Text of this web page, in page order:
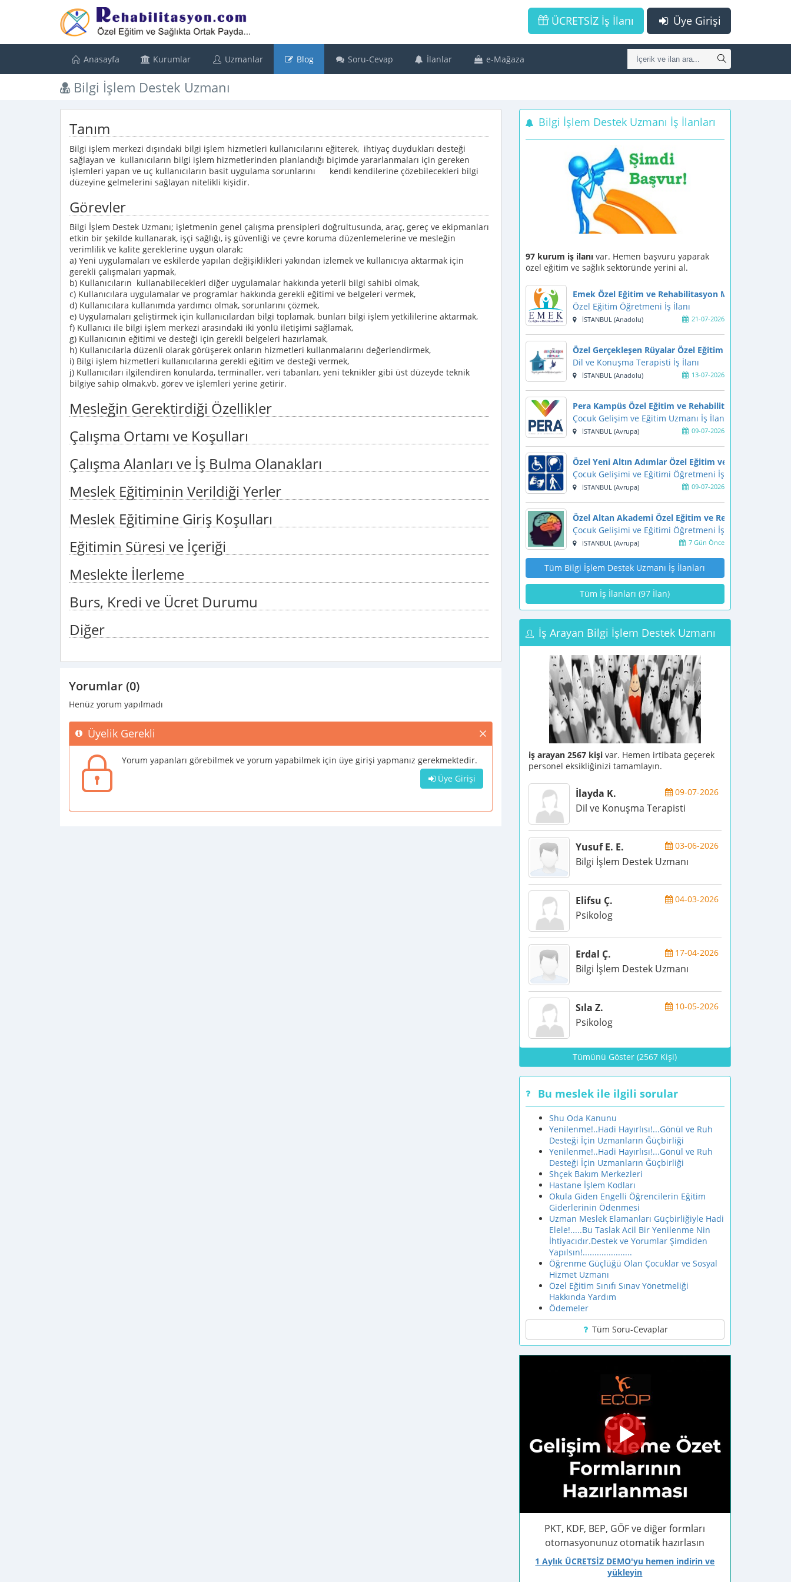
Üye Girişi
ÜCRETSİZ İş İlanı
Anasayfa Kurumlar Uzmanlar Blog Soru-Cevap İlanlar e-Mağaza
Bilgi İşlem Destek Uzmanı
Tanım
Bilgi işlem merkezi dışındaki bilgi işlem hizmetleri kullanıcılarını eğiterek, ihtiyaç duydukları desteği
sağlayan ve kullanıcıların bilgi işlem hizmetlerinden planlandığı biçimde yararlanmaları için gereken
işlemleri yapan ve uç kullanıcıların basit uygulama sorunlarını kendi kendilerine çözebilecekleri bilgi
düzeyine gelmelerini sağlayan nitelikli kişidir.
Görevler
Bilgi İşlem Destek Uzmanı; işletmenin genel çalışma prensipleri doğrultusunda, araç, gereç ve ekipmanları
etkin bir şekilde kullanarak, işçi sağlığı, iş güvenliği ve çevre koruma düzenlemelerine ve mesleğin
verimlilik ve kalite gereklerine uygun olarak:
a) Yeni uygulamaları ve eskilerde yapılan değişiklikleri yakından izlemek ve kullanıcıya aktarmak için
gerekli çalışmaları yapmak,
b) Kullanıcıların kullanabilecekleri diğer uygulamalar hakkında yeterli bilgi sahibi olmak,
c) Kullanıcılara uygulamalar ve programlar hakkında gerekli eğitimi ve belgeleri vermek,
d) Kullanıcılara kullanımda yardımcı olmak, sorunlarını çözmek,
e) Uygulamaları geliştirmek için kullanıcılardan bilgi toplamak, bunları bilgi işlem yetkililerine aktarmak,
f) Kullanıcı ile bilgi işlem merkezi arasındaki iki yönlü iletişimi sağlamak,
g) Kullanıcının eğitimi ve desteği için gerekli belgeleri hazırlamak,
h) Kullanıcılarla düzenli olarak görüşerek onların hizmetleri kullanmalarını değerlendirmek,
i) Bilgi işlem hizmetleri kullanıcılarına gerekli eğitim ve desteği vermek,
j) Kullanıcıları ilgilendiren konularda, terminaller, veri tabanları, yeni teknikler gibi üst düzeyde teknik
bilgiye sahip olmak,vb. görev ve işlemleri yerine getirir.
Mesleğin Gerektirdiği Özellikler
Çalışma Ortamı ve Koşulları
Çalışma Alanları ve İş Bulma Olanakları
Meslek Eğitiminin Verildiği Yerler
Meslek Eğitimine Giriş Koşulları
Eğitimin Süresi ve İçeriği
Meslekte İlerleme
Burs, Kredi ve Ücret Durumu
Diğer
Yorumlar (0)
Henüz yorum yapılmadı
Üyelik Gerekli
Yorum yapanları görebilmek ve yorum yapabilmek için üye girişi yapmanız gerekmektedir.
Üye Girişi
Bilgi İşlem Destek Uzmanı İş İlanları
97 kurum iş ilanı var. Hemen başvuru yaparak
özel eğitim ve sağlık sektöründe yerini al.
Emek Özel Eğitim ve Rehabilitasyon Merkezi
Özel Eğitim Öğretmeni İş İlanı
21-07-2026
İSTANBUL (Anadolu)
Özel Gerçekleşen Rüyalar Özel Eğitim ve
Dil ve Konuşma Terapisti İş İlanı
13-07-2026
İSTANBUL (Anadolu)
Pera Kampüs Özel Eğitim ve Rehabilitasyon Merkezi
Çocuk Gelişim ve Eğitim Uzmanı İş İlanı
09-07-2026
İSTANBUL (Avrupa)
Özel Yeni Altın Adımlar Özel Eğitim ve
Çocuk Gelişimi ve Eğitimi Öğretmeni İş İlanı
09-07-2026
İSTANBUL (Avrupa)
Özel Altan Akademi Özel Eğitim ve Rehabilitasyon
Çocuk Gelişimi ve Eğitimi Öğretmeni İş İlanı
7 Gün Önce
İSTANBUL (Avrupa)
Tüm Bilgi İşlem Destek Uzmanı İş İlanları
Tüm İş İlanları (97 İlan)
İş Arayan Bilgi İşlem Destek Uzmanı
iş arayan 2567 kişi var. Hemen irtibata geçerek
personel eksikliğinizi tamamlayın.
09-07-2026
İlayda K.
Dil ve Konuşma Terapisti
03-06-2026
Yusuf E. E.
Bilgi İşlem Destek Uzmanı
04-03-2026
Elifsu Ç.
Psikolog
17-04-2026
Erdal Ç.
Bilgi İşlem Destek Uzmanı
10-05-2026
Sıla Z.
Psikolog
Tümünü Göster (2567 Kişi)
Bu meslek ile ilgili sorular
Shu Oda Kanunu
Yenilenme!..Hadi Hayırlısı!...Gönül ve Ruh
Desteği İçin Uzmanların Ğüçbirliği
Yenilenme!..Hadi Hayırlısı!...Gönül ve Ruh
Desteği İçin Uzmanların Ğüçbirliği
Shçek Bakım Merkezleri
Hastane İşlem Kodları
Okula Giden Engelli Öğrencilerin Eğitim
Giderlerinin Ödenmesi
Uzman Meslek Elamanları Güçbirliğiyle Hadi
Elele!.....Bu Taslak Acil Bir Yenilenme Nin
İhtiyacıdır.Destek ve Yorumlar Şimdiden
Yapılsın!.....................
Öğrenme Güçlüğü Olan Çocuklar ve Sosyal
Hizmet Uzmanı
Özel Eğitim Sınıfı Sınav Yönetmeliği
Hakkında Yardım
Ödemeler
Tüm Soru-Cevaplar
PKT, KDF, BEP, GÖF ve diğer formları
otomasyonunuz otomatik hazırlasın
1 Aylık ÜCRETSİZ DEMO'yu hemen indirin ve
yükleyin